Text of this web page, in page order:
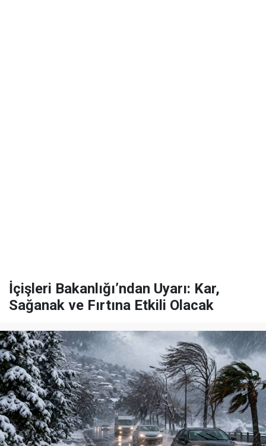
İçişleri Bakanlığı’ndan Uyarı: Kar,
Sağanak ve Fırtına Etkili Olacak